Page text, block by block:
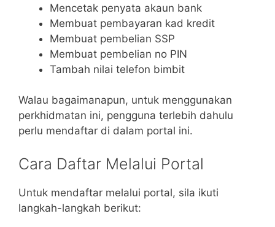
Mencetak penyata akaun bank
Membuat pembayaran kad kredit
Membuat pembelian SSP
Membuat pembelian no PIN
Tambah nilai telefon bimbit
Walau bagaimanapun, untuk menggunakan
perkhidmatan ini, pengguna terlebih dahulu
perlu mendaftar di dalam portal ini.
Cara Daftar Melalui Portal
Untuk mendaftar melalui portal, sila ikuti
langkah-langkah berikut: